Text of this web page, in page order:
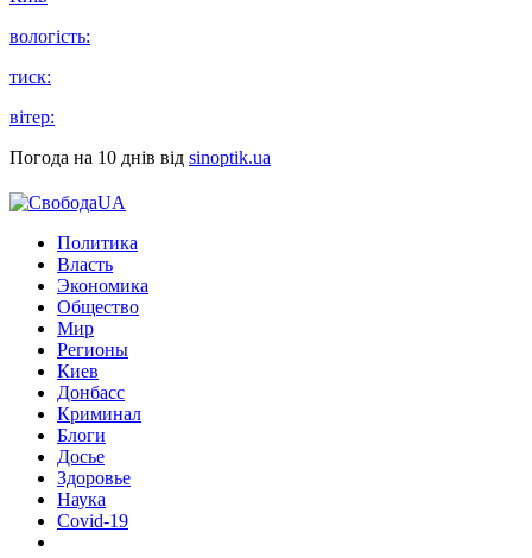
вологість:
тиск:
вітер:
Погода на 10 днів від sinoptik.ua
Политика
Власть
Экономика
Общество
Мир
Регионы
Киев
Донбасс
Криминал
Блоги
Досье
Здоровье
Наука
Covid-19